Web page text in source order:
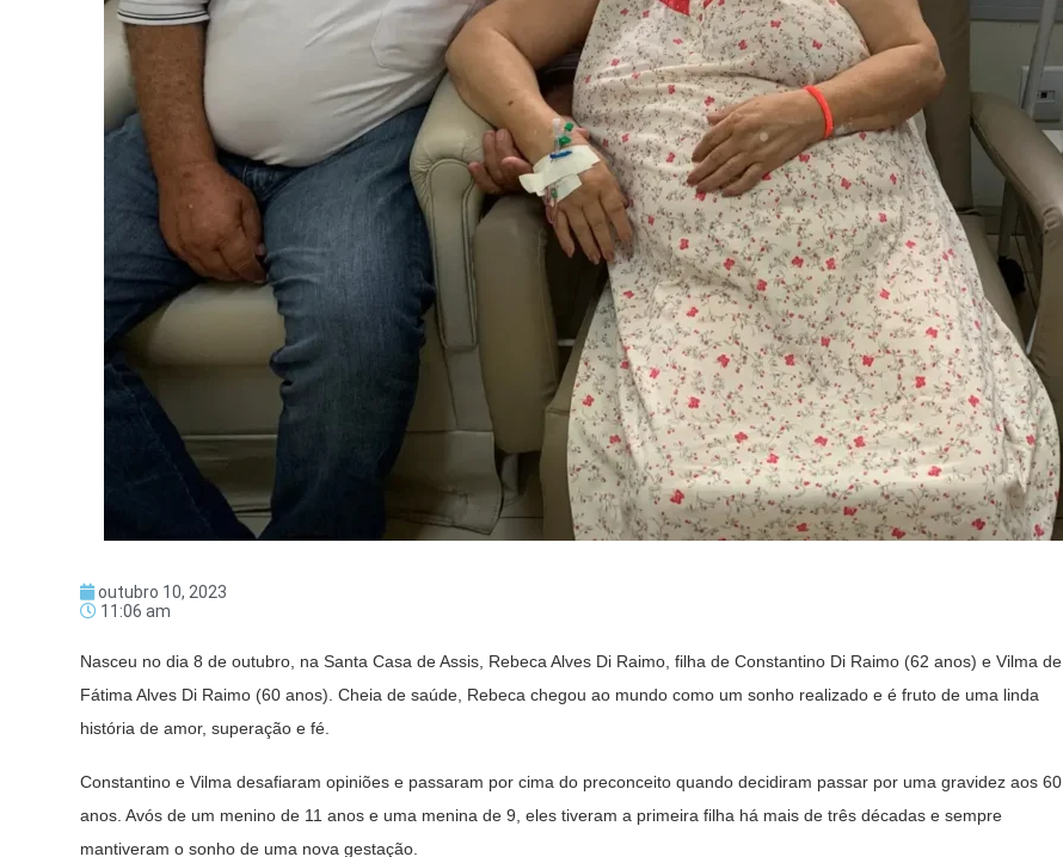
outubro 10, 2023
11:06 am
Nasceu no dia 8 de outubro, na Santa Casa de Assis, Rebeca Alves Di Raimo, filha de Constantino Di Raimo (62 anos) e Vilma de
Fátima Alves Di Raimo (60 anos). Cheia de saúde, Rebeca chegou ao mundo como um sonho realizado e é fruto de uma linda
história de amor, superação e fé.
Constantino e Vilma desafiaram opiniões e passaram por cima do preconceito quando decidiram passar por uma gravidez aos 60
anos. Avós de um menino de 11 anos e uma menina de 9, eles tiveram a primeira filha há mais de três décadas e sempre
mantiveram o sonho de uma nova gestação.